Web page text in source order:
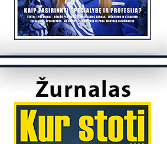
Konsultuoja Klaipėdos universitetas
Šiuo metu į Geografijos studijų programą priimti
8 studentai.
Konsultuoja Vilniaus universitetas
...
Laba diena, dėkojame už laišką. Dėl
individualaus studijų plano kreipkitės į
fakulteto, kuriame studijuojate, studijų skyrių.
Kontaktus galite rasti čia:
https://www.vu.lt/studentams/paslaugos-
studentams/akademinis-konsultavimas.
Konsultuoja Pasieniečių mokykla